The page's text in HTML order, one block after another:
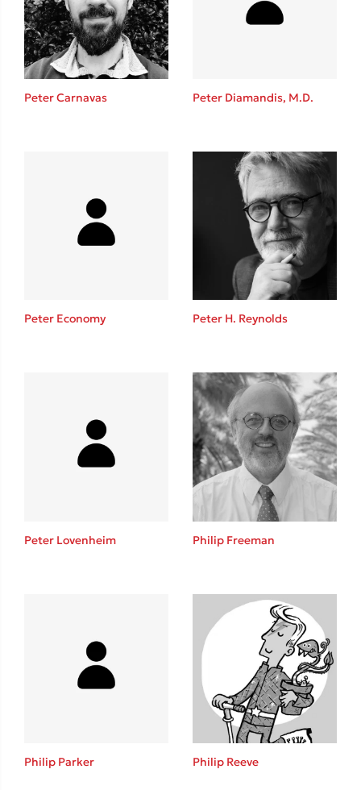
Mel Robbins
Κατρίνα Τσάνταλη
Lucinda Riley
Mimi Matthews
Teo Benedetti
Pierdomenico Baccalario
Δανάη Ιμπραχήμ
Τεστ: Ποιο αστυνομικό βιβλίο σου ταιριάζει για το καλοκαίρι;
Peter Carnavas Peter Diamandis, M.D.
Peter Economy Peter H. Reynolds
Peter Lovenheim Philip Freeman
Philip Parker Philip Reeve